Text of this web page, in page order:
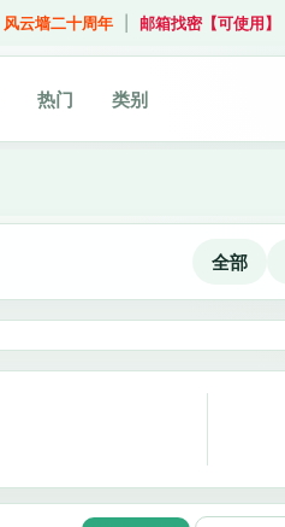
风云墙二十周年 邮箱找密【可使用】
热门 类别
全部